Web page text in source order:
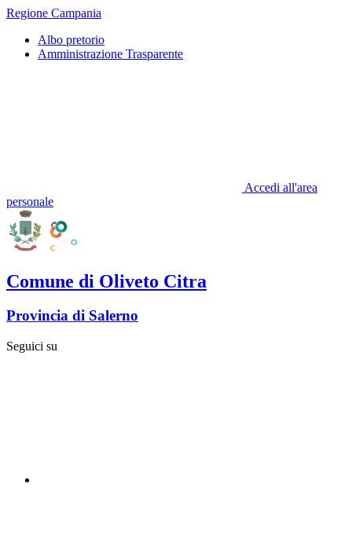
Regione Campania
Albo pretorio
Amministrazione Trasparente
Accedi all'area
personale
Comune di Oliveto Citra
Provincia di Salerno
Seguici su